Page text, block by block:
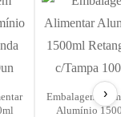
Embalagem
Alumínio 1500ml
›